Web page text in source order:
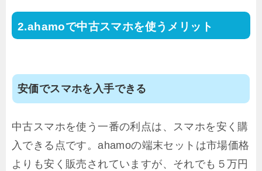
ahamoで中古スマホを使うメリット
安価でスマホを入手できる
中古スマホを使う一番の利点は、スマホを安く購
入できる点です。ahamoの端末セットは市場価格
よりも安く販売されていますが、それでも５万円